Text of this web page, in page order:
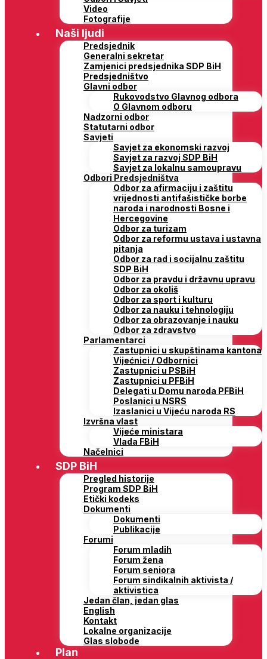
Video
Fotografije
Naši ljudi
Predsjednik
Generalni sekretar
Zamjenici predsjednika SDP BiH
Predsjedništvo
Glavni odbor
Rukovodstvo Glavnog odbora
O Glavnom odboru
Nadzorni odbor
Statutarni odbor
Savjeti
Savjet za ekonomski razvoj
Savjet za razvoj SDP BiH
Savjet za lokalnu samoupravu
Odbori Predsjedništva
Odbor za afirmaciju i zaštitu
vrijednosti antifašističke borbe
naroda i narodnosti Bosne i
Hercegovine
Odbor za turizam
Odbor za reformu ustava i ustavna
pitanja
Odbor za rad i socijalnu zaštitu
SDP BiH
Odbor za pravdu i državnu upravu
Odbor za okoliš
Odbor za sport i kulturu
Odbor za nauku i tehnologiju
Odbor za obrazovanje i nauku
Odbor za zdravstvo
Parlamentarci
Zastupnici u skupštinama kantona
Vijećnici / Odbornici
Zastupnici u PSBiH
Zastupnici u PFBiH
Delegati u Domu naroda PFBiH
Poslanici u NSRS
Izaslanici u Vijeću naroda RS
Izvršna vlast
Vijeće ministara
Vlada FBiH
Načelnici
SDP BiH
Pregled historije
Program SDP BiH
Etički kodeks
Dokumenti
Dokumenti
Publikacije
Forumi
Forum mladih
Forum žena
Forum seniora
Forum sindikalnih aktivista /
aktivistica
Jedan član, jedan glas
English
Kontakt
Lokalne organizacije
Glas slobode
Plan